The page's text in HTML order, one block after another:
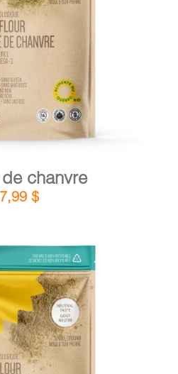
chanvre
7,99 $
/